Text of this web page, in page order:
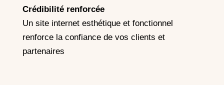
Crédibilité renforcée
Un site internet esthétique et fonctionnel
renforce la confiance de vos clients et
partenaires